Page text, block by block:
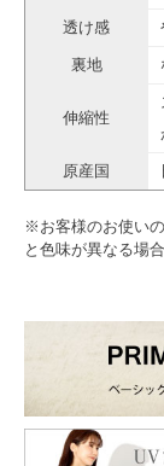
透け感
裏地
伸縮性
原産国
※お客様のお使い
と色味が異なる場